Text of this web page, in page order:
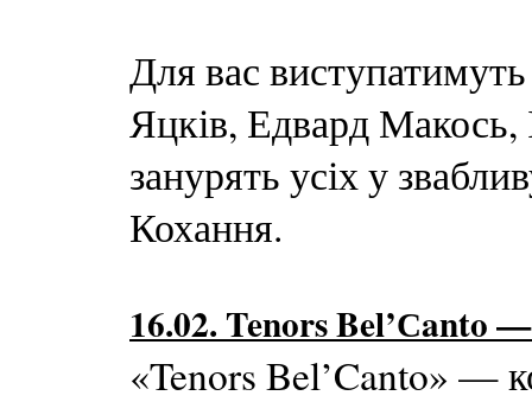
Для вас
Яцків, Едвард Макось,
занурять усіх у
Кохання.
16.02. Tenors Bel’Сanto
«Tenors Bel’Canto» —